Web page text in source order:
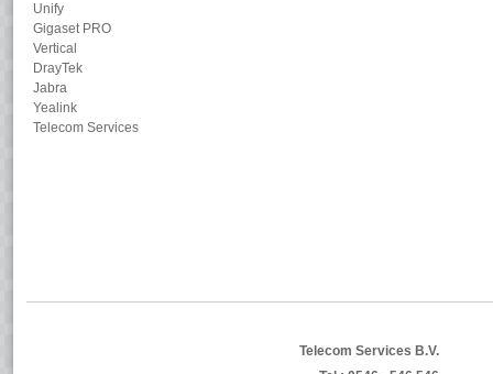
Unify
Gigaset PRO
Vertical
DrayTek
Jabra
Yealink
Telecom Services
Telecom Services B.V.